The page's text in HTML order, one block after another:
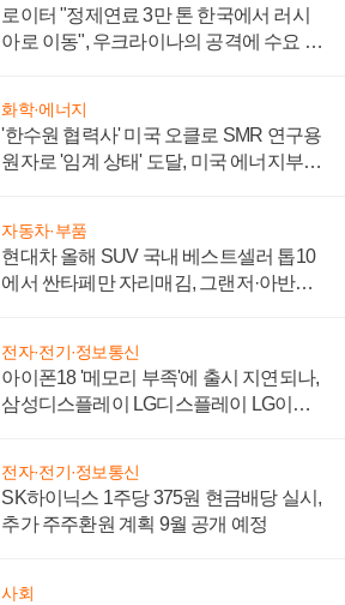
로이터 "정제연료 3만 톤 한국에서 러시
아로 이동", 우크라이나의 공격에 수요 늘
화학·에너지
'한수원 협력사' 미국 오클로 SMR 연구용
원자로 '임계 상태' 도달, 미국 에너지부
자동차·부품
현대차 올해 SUV 국내 베스트셀러 톱10
에서 싼타페만 자리매김, 그랜저·아반떼
전자·전기·정보통신
아이폰18 '메모리 부족'에 출시 지연되나,
삼성디스플레이 LG디스플레이 LG이노
전자·전기·정보통신
SK하이닉스 1주당 375원 현금배당 실시,
추가 주주환원 계획 9월 공개 예정
사회